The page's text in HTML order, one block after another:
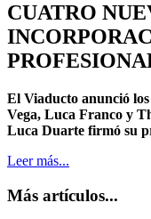
CUATRO
El Viaducto anunció
Vega, Luca Franco y
Luca Duarte firmó su
Leer más...
Más artículos...